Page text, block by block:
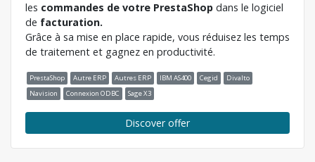
les commandes de votre PrestaShop dans le logiciel
de facturation.
Grâce à sa mise en place rapide, vous réduisez les temps
de traitement et gagnez en productivité.
PrestaShop Autre ERP Autres ERP IBM AS400 Cegid
Divalto
Navision
Connexion ODBC Sage X3
Discover offer